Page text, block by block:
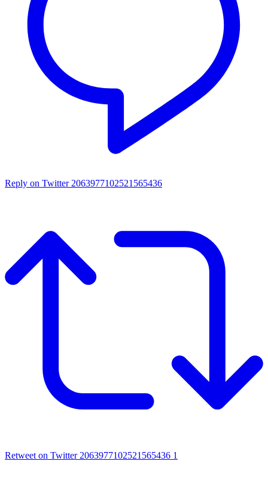
Reply on Twitter 2063977102521565436
Retweet on Twitter 2063977102521565436 1